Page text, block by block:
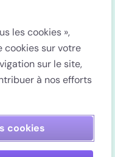
les cookies »,
cookies sur votre
sur le site,
à nos efforts
cookies